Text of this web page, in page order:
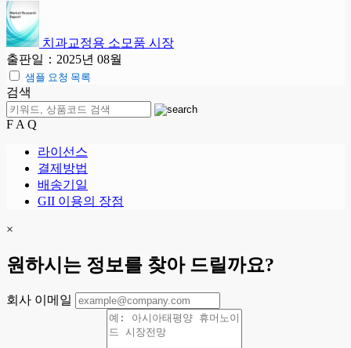
치과교정용 소모품 시장
출판일：2025년 08월
샘플 요청 목록
검색
F A Q
라이선스
결제방법
배송기일
GII 이용의 장점
×
원하시는 정보를 찾아 드릴까요?
회사 이메일